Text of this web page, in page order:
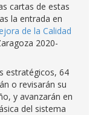
cartas de estas
la entrada en
de la Calidad
2020-
estratégicos, 64
o revisarán su
y avanzarán en
del sistema